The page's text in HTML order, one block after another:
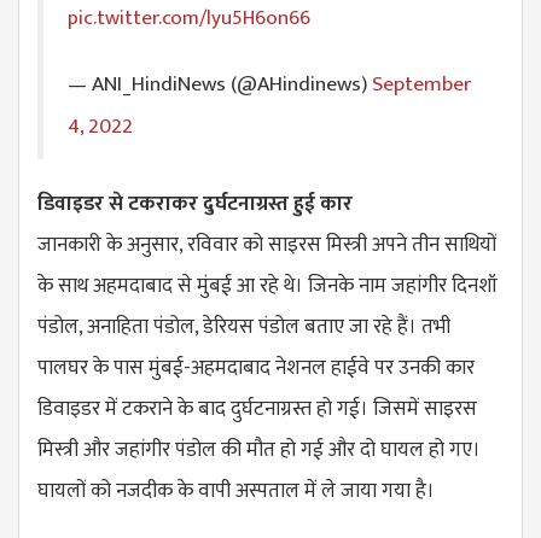
pic.twitter.com/lyu5H6on66
— ANI_HindiNews (@AHindinews)September
4, 2022
डिवाइडर से टकराकर दुर्घटनाग्रस्त हुई कार
जानकारी के अनुसार, रविवार को साइरस मिस्त्री अपने तीन साथियों
के साथ अहमदाबाद से मुंबई आ रहे थे। जिनके नाम जहांगीर दिनशॉ
पंडोल, अनाहिता पंडोल, डेरियस पंडोल बताए जा रहे हैं। तभी
पालघर के पास मुंबई-अहमदाबाद नेशनल हाईवे पर उनकी कार
डिवाइडर में टकराने के बाद दुर्घटनाग्रस्त हो गई। जिसमें साइरस
मिस्त्री और जहांगीर पंडोल की मौत हो गई और दो घायल हो गए।
घायलों को नजदीक के वापी अस्पताल में ले जाया गया है।